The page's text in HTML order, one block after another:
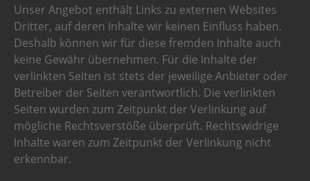
Unser Angebot enthält Links zu externen Websites
Dritter, auf deren Inhalte wir keinen Einfluss haben.
Deshalb können wir für diese fremden Inhalte auch
keine Gewähr übernehmen. Für die Inhalte der
verlinkten Seiten ist stets der jeweilige Anbieter oder
Betreiber der Seiten verantwortlich. Die verlinkten
Seiten wurden zum Zeitpunkt der Verlinkung auf
mögliche Rechtsverstöße überprüft. Rechtswidrige
Inhalte waren zum Zeitpunkt der Verlinkung nicht
erkennbar.